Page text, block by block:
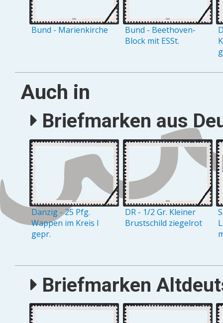
Bund - Marienkirche
Bund - Beethoven-
Block mit ESSt.
Auch in
Briefmarken aus
Danzig - 25 Pfg.
Wappen im Kreis I
gepr.
DR - 1/2 Gr. Kleiner
Brustschild ziegelrot
Briefmarken